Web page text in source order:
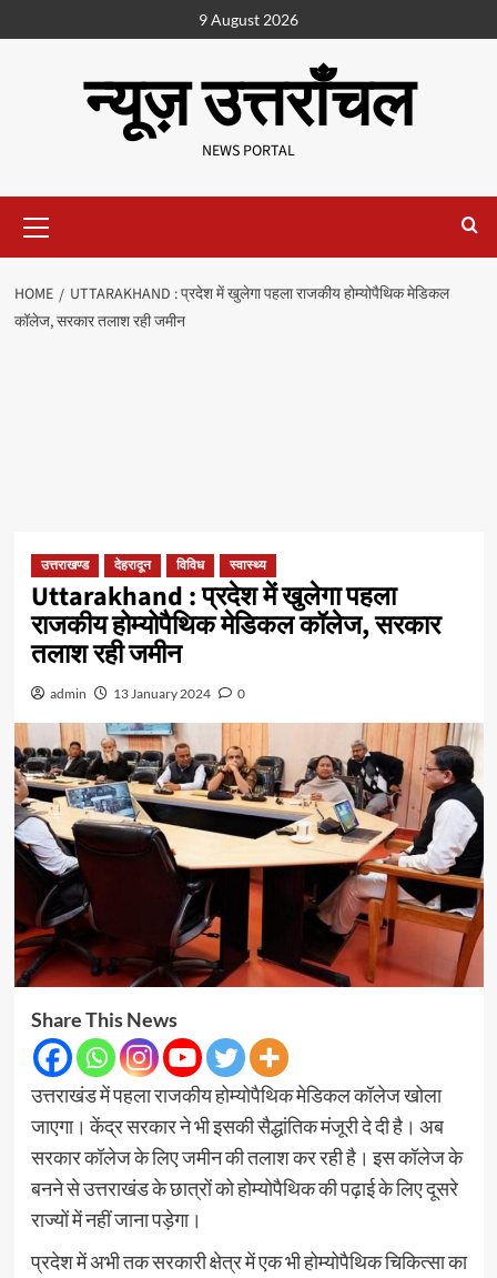
9 August 2026
न्यूज़ उत्तराँचल
NEWS PORTAL
HOME
UTTARAKHAND : प्रदेश में खुलेगा पहला राजकीय होम्योपैथिक मेडिकल
कॉलेज, सरकार तलाश रही जमीन
उत्तराखण्ड देहरादून विविध स्वास्थ्य
Uttarakhand : प्रदेश में खुलेगा पहला
राजकीय होम्योपैथिक मेडिकल कॉलेज, सरकार
तलाश रही जमीन
admin 13 January 2024 0
Share This News
उत्तराखंड में पहला राजकीय होम्योपैथिक मेडिकल कॉलेज खोला
जाएगा। केंद्र सरकार ने भी इसकी सैद्धांतिक मंजूरी दे दी है। अब
सरकार कॉलेज के लिए जमीन की तलाश कर रही है। इस कॉलेज के
बनने से उत्तराखंड के छात्रों को होम्योपैथिक की पढ़ाई के लिए दूसरे
राज्यों में नहीं जाना पड़ेगा।
प्रदेश में अभी तक सरकारी क्षेत्र में एक भी होम्योपैथिक चिकित्सा का